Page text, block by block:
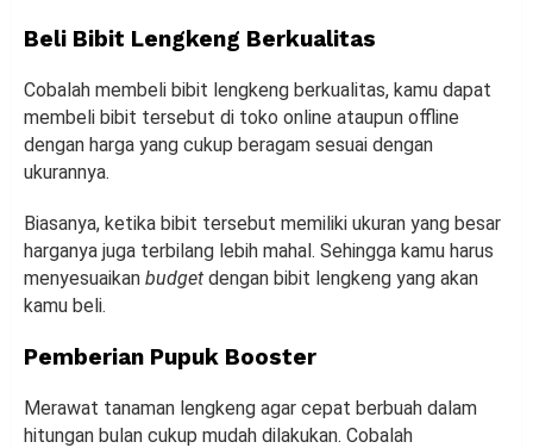
Beli Bibit Lengkeng Berkualitas
Cobalah membeli bibit lengkeng berkualitas, kamu dapat
membeli bibit tersebut di toko online ataupun offline
dengan harga yang cukup beragam sesuai dengan
ukurannya.
Biasanya, ketika bibit tersebut memiliki ukuran yang besar
harganya juga terbilang lebih mahal. Sehingga kamu harus
menyesuaikan budget dengan bibit lengkeng yang akan
kamu beli.
Pemberian Pupuk Booster
Merawat tanaman lengkeng agar cepat berbuah dalam
hitungan bulan cukup mudah dilakukan. Cobalah